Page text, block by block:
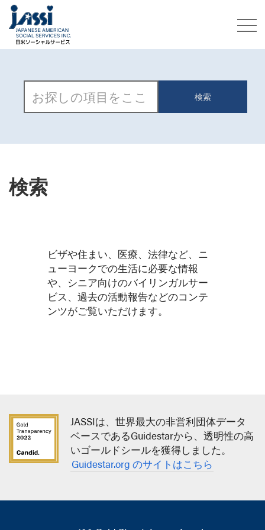
検索
ビザや住まい、医療、法律など、ニ
ューヨークでの生活に必要な情報
や、シニア向けのバイリンガルサー
ビス、過去の活動報告などのコンテ
ンツがご覧いただけます。
JASSIは、世界最大の非営利団体データ
ベースであるGuidestarから、透明性の高
いゴールドシールを獲得しました。
Guidestar.org のサイトはこちら